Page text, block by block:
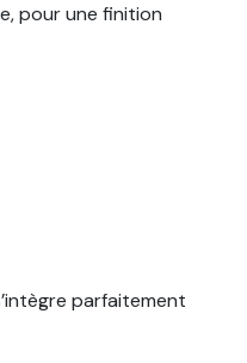
pour une finition
parfaitement